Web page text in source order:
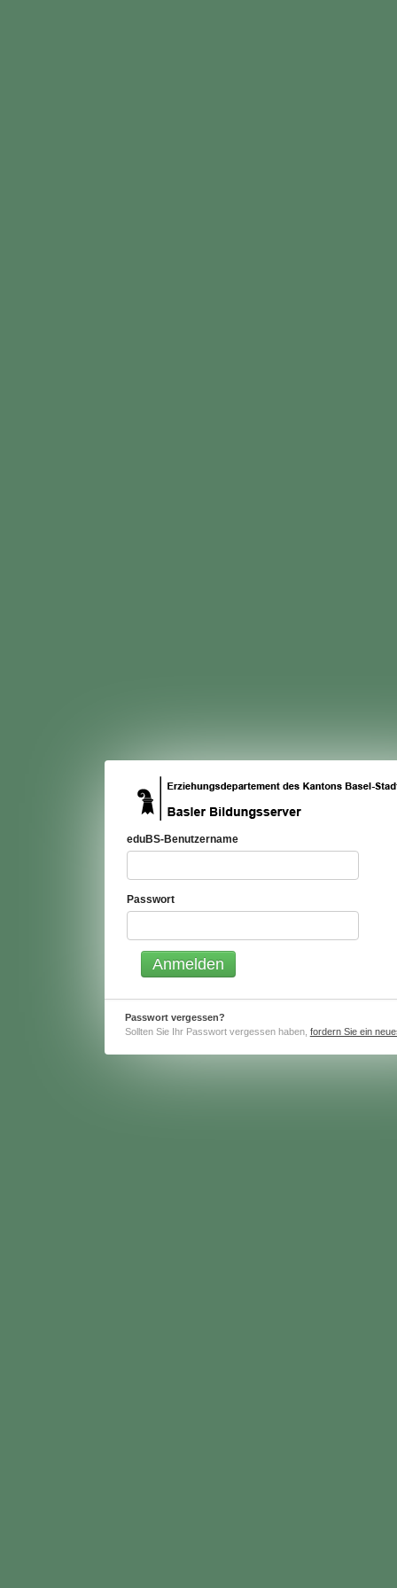
eduBS-Benutzername
Passwort
Passwort vergessen?
Sollten Sie Ihr Passwort vergessen haben, fordern Sie ein